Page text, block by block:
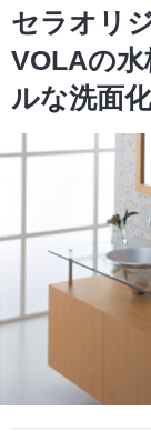
セラオリ
VOLAの
ルな洗面